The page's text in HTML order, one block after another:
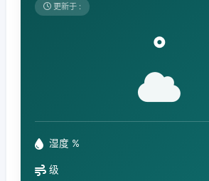
更新于 :
°
湿度 %
级